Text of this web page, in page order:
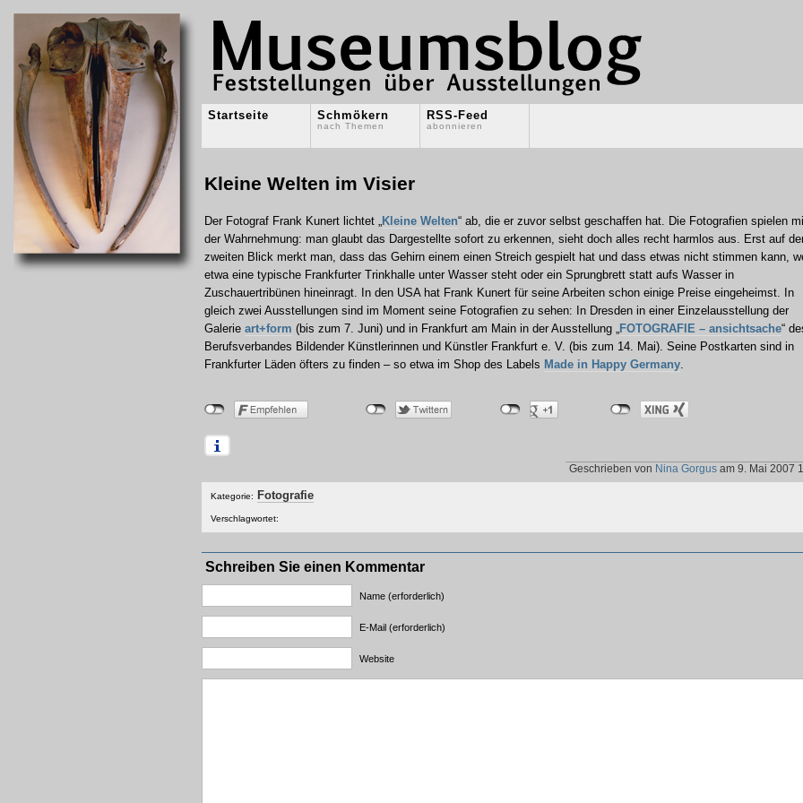
Startseite Schmökern
nach Themen
RSS-Feed
abonnieren
Kleine Welten im Visier
Der Fotograf Frank Kunert lichtet „Kleine Welten“ ab, die er zuvor selbst geschaffen hat. Die Fotografien spielen
der Wahrnehmung: man glaubt das Dargestellte sofort zu erkennen, sieht doch alles recht harmlos aus. Erst auf
zweiten Blick merkt man, dass das Gehirn einem einen Streich gespielt hat und dass etwas nicht stimmen kann,
etwa eine typische Frankfurter Trinkhalle unter Wasser steht oder ein Sprungbrett statt aufs Wasser in
Zuschauertribünen hineinragt. In den USA hat Frank Kunert für seine Arbeiten schon einige Preise eingeheimst. In
gleich zwei Ausstellungen sind im Moment seine Fotografien zu sehen: In Dresden in einer Einzelausstellung der
Galerie art+form (bis zum 7. Juni) und in Frankfurt am Main in der Ausstellung „FOTOGRAFIE – ansichtsache“
Berufsverbandes Bildender Künstlerinnen und Künstler Frankfurt e. V. (bis zum 14. Mai). Seine Postkarten sind in
Frankfurter Läden öfters zu finden – so etwa im Shop des Labels Made in Happy Germany.
Geschrieben von Nina Gorgus am 9. Mai 2007
Kategorie: Fotografie
Verschlagwortet:
Schreiben Sie einen Kommentar
Name (erforderlich)
E-Mail (erforderlich)
Website